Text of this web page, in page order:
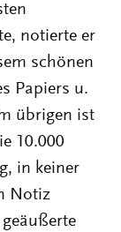
notierte er
schönen
Papiers u.
übrigen ist
10.000
in keiner
Notiz